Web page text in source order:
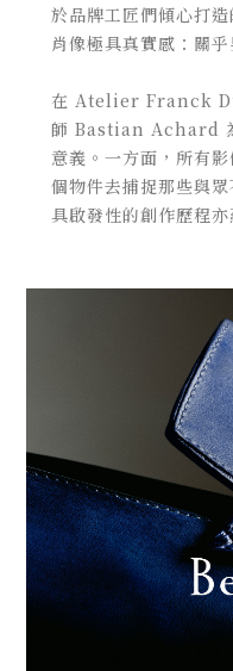
於品牌工匠們傾心打
肖像極具真實感：關
在 Atelier Franck
師 Bastian Achard
意義。一方面， 所有
個物件去捕捉那些與
具啟發性的創作歷程